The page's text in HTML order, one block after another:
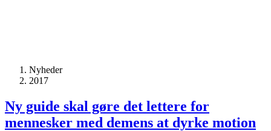
Nyheder
2017
Ny guide skal gøre det lettere for
mennesker med demens at dyrke motion